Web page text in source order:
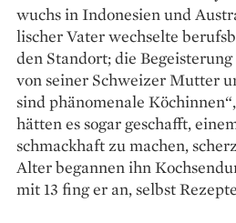
wuchs in Indonesien und
lischer Vater wechselte
den Standort; die
von seiner Schweizer Mutter
sind phänomenale
hätten es sogar geschafft,
schmackhaft zu machen,
Alter begannen ihn
mit 13 fing er an, selbst